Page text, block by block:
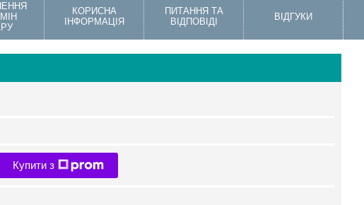
КОРИСНА
ІНФОРМАЦІЯ
ПИТАННЯ ТА
ВІДПОВІДІ
ВІДГУКИ
Купити з